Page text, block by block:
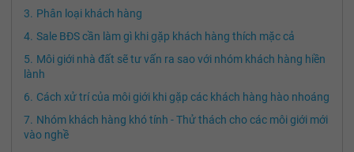
Phân loại khách hàng
Sale BĐS cần làm gì khi gặp khách hàng thích mặc cả
Môi giới nhà đất sẽ tư vấn ra sao với nhóm khách hàng hiền
lành
Cách xử trí của môi giới khi gặp các khách hàng hào nhoáng
Nhóm khách hàng khó tính - Thử thách cho các môi giới mới
vào nghề